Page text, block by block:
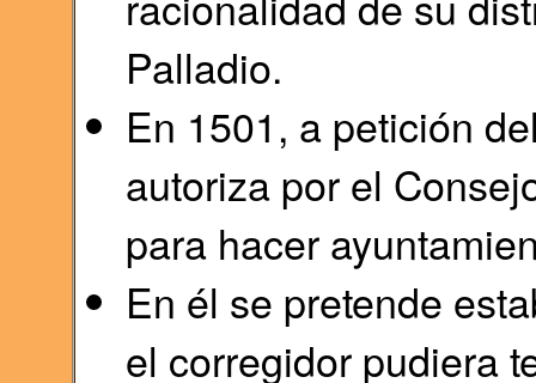
Palladio.
En 1501, a petición
autoriza por el
para hacer
En él se pretende
el corregidor pudiera